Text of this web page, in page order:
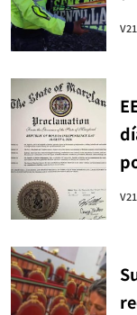
V21
V21